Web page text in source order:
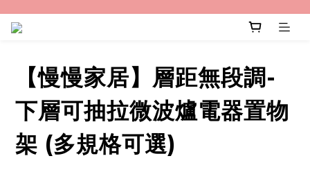
【慢慢家居】層距無段調-
下層可抽拉微波爐電器置物
架 (多規格可選)